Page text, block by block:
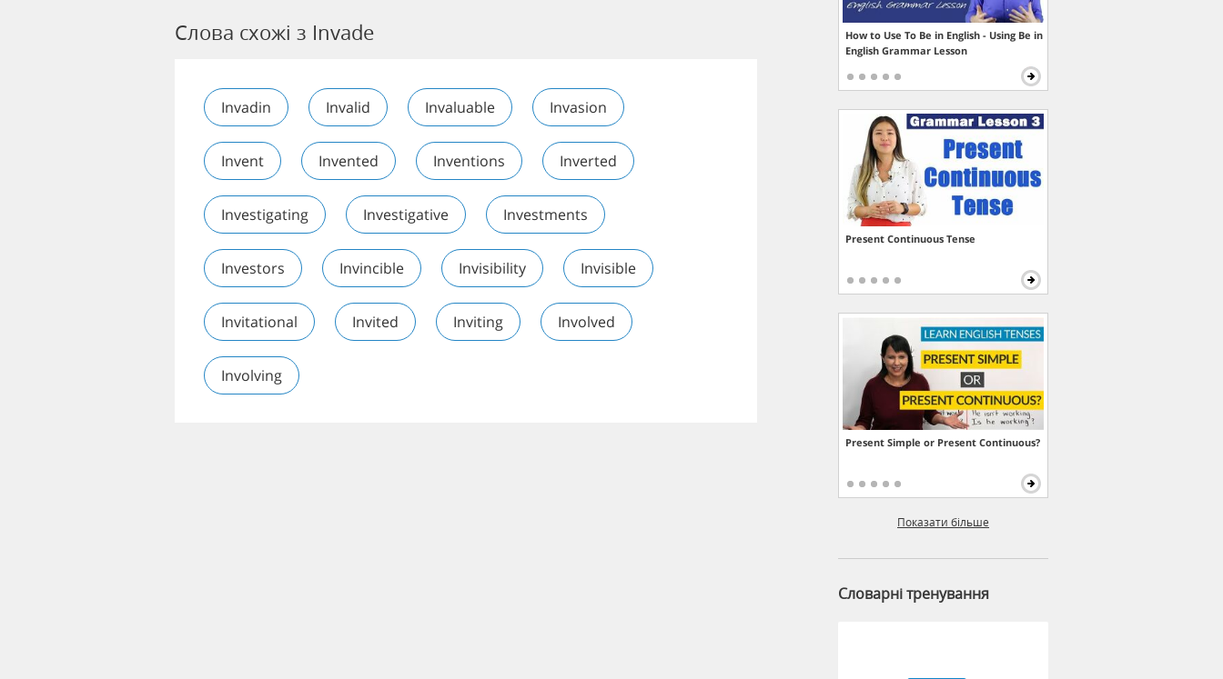
Слова схожі з Invade
Invadin Invalid Invaluable Invasion
Invent Invented Inventions Inverted
Investigating Investigative Investments
Investors Invincible Invisibility Invisible
Invitational Invited Inviting Involved
Involving
How to Use To Be in English - Using Be in
English Grammar Lesson
Present Continuous Tense
Present Simple or Present Continuous?
Показати більше
Словарні тренування